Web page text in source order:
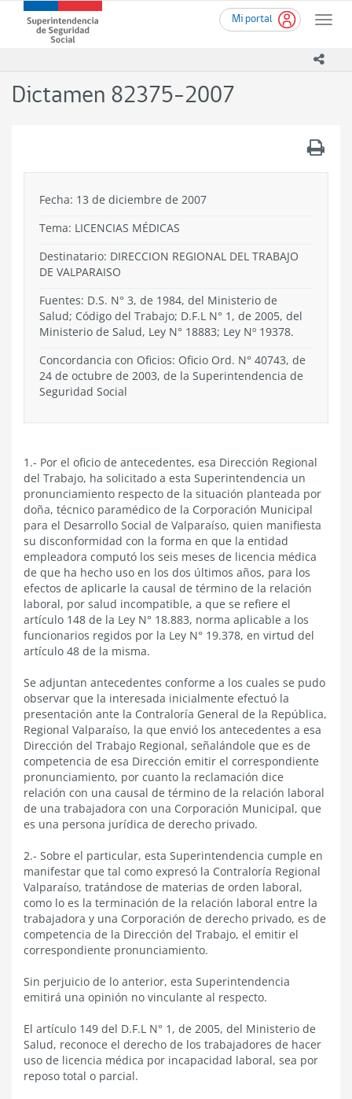
contenido
Mi portal
Toggle
Superintendencia
de
-
Dictamen 82375-2007
Fecha: 13 de diciembre de 2007
Tema: LICENCIAS MÉDICAS
Destinatario: DIRECCION REGIONAL DEL TRABAJO
DE VALPARAISO
Fuentes: D.S. N° 3, de 1984, del Ministerio de
Salud; Código del Trabajo; D.F.L N° 1, de 2005, del
Ministerio de Salud, Ley N° 18883; Ley Nº 19378.
Concordancia con Oficios: Oficio Ord. N° 40743, de
24 de octubre de 2003, de la Superintendencia de
Seguridad Social
1.- Por el oficio de antecedentes, esa Dirección Regional
del Trabajo, ha solicitado a esta Superintendencia un
pronunciamiento respecto de la situación planteada por
doña, técnico paramédico de la Corporación Municipal
para el Desarrollo Social de Valparaíso, quien manifiesta
su disconformidad con la forma en que la entidad
empleadora computó los seis meses de licencia médica
de que ha hecho uso en los dos últimos años, para los
efectos de aplicarle la causal de término de la relación
laboral, por salud incompatible, a que se refiere el
artículo 148 de la Ley N° 18.883, norma aplicable a los
funcionarios regidos por la Ley N° 19.378, en virtud del
artículo 48 de la misma.
Se adjuntan antecedentes conforme a los cuales se pudo
observar que la interesada inicialmente efectuó la
presentación ante la Contraloría General de la República,
Regional Valparaíso, la que envió los antecedentes a esa
Dirección del Trabajo Regional, señalándole que es de
competencia de esa Dirección emitir el correspondiente
pronunciamiento, por cuanto la reclamación dice
relación con una causal de término de la relación laboral
de una trabajadora con una Corporación Municipal, que
es una persona jurídica de derecho privado.
2.- Sobre el particular, esta Superintendencia cumple en
manifestar que tal como expresó la Contraloría Regional
Valparaíso, tratándose de materias de orden laboral,
como lo es la terminación de la relación laboral entre la
trabajadora y una Corporación de derecho privado, es de
competencia de la Dirección del Trabajo, el emitir el
correspondiente pronunciamiento.
Sin perjuicio de lo anterior, esta Superintendencia
emitirá una opinión no vinculante al respecto.
El artículo 149 del D.F.L N° 1, de 2005, del Ministerio de
Salud, reconoce el derecho de los trabajadores de hacer
uso de licencia médica por incapacidad laboral, sea por
reposo total o parcial.